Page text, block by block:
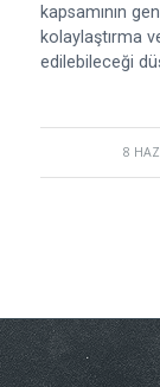
kapsamının
kolaylaştırma
edilebileceği
8